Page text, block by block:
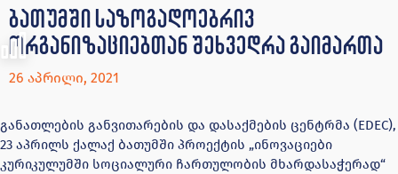
ბათუმში საზოგადოებრივ
ორგანიზაციებთან შეხვედრა გაიმართა
26 აპრილი, 2021
განათლების განვითარების და დასაქმების ცენტრმა (EDEC),
23 აპრილს ქალაქ ბათუმში პროექტის „ინოვაციები
კურიკულუმში სოციალური ჩართულობის მხარდასაჭერად“